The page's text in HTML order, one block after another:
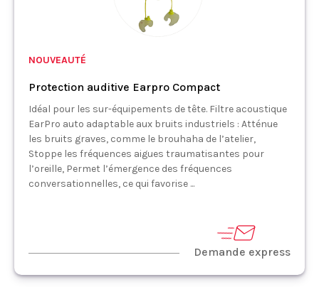
NOUVEAUTÉ
Protection auditive Earpro Compact
Idéal pour les sur-équipements de tête. Filtre acoustique
EarPro auto adaptable aux bruits industriels : Atténue
les bruits graves, comme le brouhaha de l’atelier,
Stoppe les fréquences aigues traumatisantes pour
l’oreille, Permet l’émergence des fréquences
conversationnelles, ce qui favorise ...
Demande express